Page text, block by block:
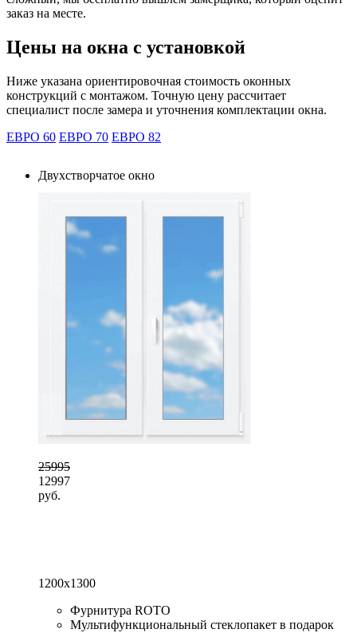
заказ на месте.
Цены на окна с установкой
Ниже указана ориентировочная стоимость оконных
конструкций с монтажом. Точную цену рассчитает
специалист после замера и уточнения комплектации окна.
ЕВРО 60 ЕВРО 70 ЕВРО 82
Двухстворчатое окно
25995
12997
руб.
1200x1300
Фурнитура ROTO
Мультифункциональный стеклопакет в подарок